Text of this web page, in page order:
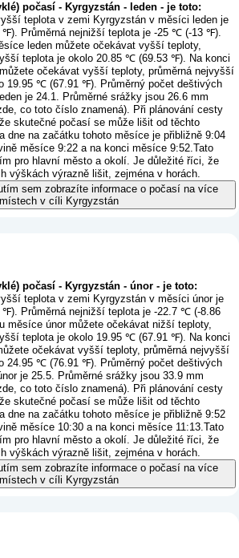
počasí - Kyrgyzstán - leden - je toto:
teplota v zemi Kyrgyzstán v měsíci leden je
Průměrná nejnižší teplota je -25 ℃ (-13 ℉).
leden můžete očekávat vyšší teploty,
teplota je okolo 20.85 ℃ (69.53 ℉). Na konci
očekávat vyšší teploty, průměrná nejvyšší
19.95 ℃ (67.91 ℉). Průměrný počet deštivých
je 24.1. Průměrné srážky jsou 26.6 mm
co toto číslo znamená). Při plánování cesty
skutečné počasí se může lišit od těchto
dne na začátku tohoto měsíce je přibližně 9:04
měsíce 9:22 a na konci měsíce 9:52.Tato
pro hlavní město a okolí. Je důležité říci, že
výškách výrazně lišit, zejména v horách.
sem zobrazíte informace o počasí na více
místech v cíli Kyrgyzstán
počasí - Kyrgyzstán - únor - je toto:
teplota v zemi Kyrgyzstán v měsíci únor je
Průměrná nejnižší teplota je -22.7 ℃ (-8.86
měsíce únor můžete očekávat nižší teploty,
teplota je okolo 19.95 ℃ (67.91 ℉). Na konci
očekávat vyšší teploty, průměrná nejvyšší
24.95 ℃ (76.91 ℉). Průměrný počet deštivých
je 25.5. Průměrné srážky jsou 33.9 mm
co toto číslo znamená). Při plánování cesty
skutečné počasí se může lišit od těchto
dne na začátku tohoto měsíce je přibližně 9:52
měsíce 10:30 a na konci měsíce 11:13.Tato
pro hlavní město a okolí. Je důležité říci, že
výškách výrazně lišit, zejména v horách.
sem zobrazíte informace o počasí na více
místech v cíli Kyrgyzstán